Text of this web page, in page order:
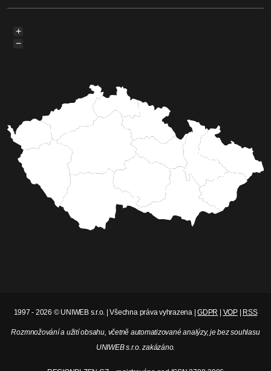
+
−
1997 - 2026 © UNIWEB s.r.o. | Všechna práva vyhrazena |GDPR VOP| RSS
Rozmnožování a užití obsahu, včetně automatizované analýzy, je bez souhlasu
UNIWEB s.r.o. zakázáno.